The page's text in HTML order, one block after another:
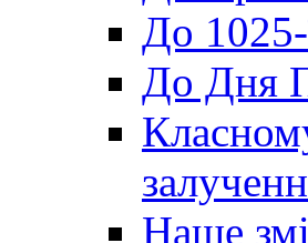
До 1025-
До Дня
Наше